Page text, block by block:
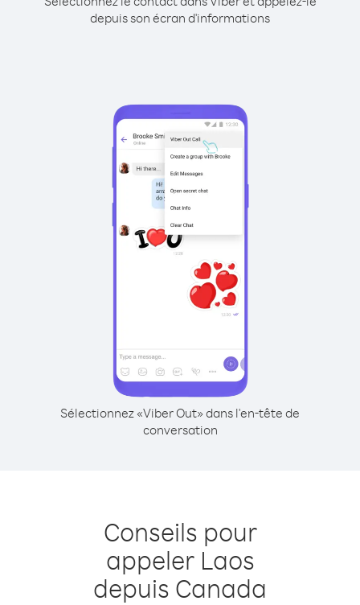
depuis son écran d'informations
Sélectionnez «Viber Out» dans l'en-tête de
conversation
Conseils pour
appeler Laos
depuis Canada